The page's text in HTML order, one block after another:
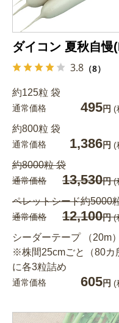
ダイコン 夏秋自慢
3.8 （8）
約125粒 袋
通常価格 495円 (
約800粒 袋
通常価格 1,386円 (
約8000粒 袋
通常価格 13,530円(
ペレットシード約5000
通常価格 12,100円(
シーダーテープ （20m
※株間25cmごと（80カ
に各3粒詰め
通常価格 605円 (